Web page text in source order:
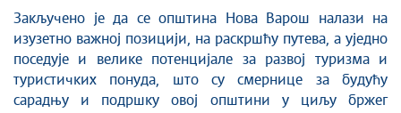
Закључено је да се општина Нова Варош налази на
изузетно важној позицији, на раскршћу путева, а уједно
поседује и велике потенцијале за развој туризма и
туристичких понуда, што су смернице за будућу
сарадњу и подршку овој општини у циљу бржег